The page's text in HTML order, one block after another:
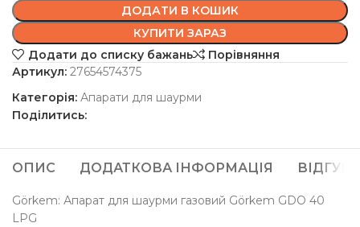
ДОДАТИ В КОШИК
КУПИТИ ЗАРАЗ
Додати до списку бажань
Порівняння
Артикул: 27654574375
Категорія: Апарати для шаурми
Поділитись:
ОПИС ДОДАТКОВА ІНФОРМАЦІЯ
Görkem: Апарат для шаурми газовий Görkem GDO 40
LPG